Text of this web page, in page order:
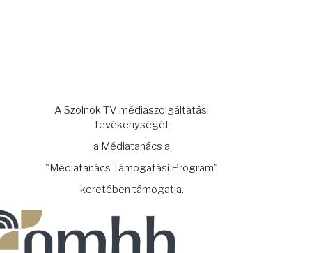
A Szolnok TV médiaszolgáltatási
tevékenységét
a Médiatanács a
"Médiatanács Támogatási Program"
keretében támogatja.